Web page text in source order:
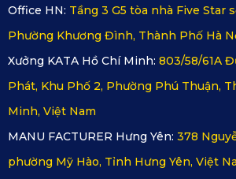
trọng cho nội thất xe.
Hỗ trợ khách hàng nhanh
chăm sóc khách hàng của
nhận phản hồi 24/7 qua hotline,
và tiện lợi trong suốt quá trình sử
Office HN: Tầng 3 G5 tòa nhà Five Star
Phường Khương Đình, Thành Phố Hà
Xưởng KATA Hồ Chí Minh: 803/58/61A
Phát, Khu Phố 2, Phường Phú Thuận,
Minh, Việt Nam
MANU FACTURER Hưng Yên: 378
phường Mỹ Hào, Tỉnh Hưng Yên, Việt